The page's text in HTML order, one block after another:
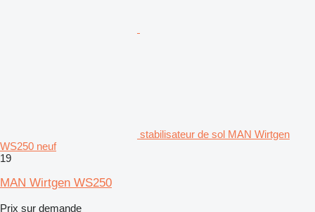
stabilisateur de sol MAN Wirtgen
WS250 neuf
19
MAN Wirtgen WS250
Prix sur demande